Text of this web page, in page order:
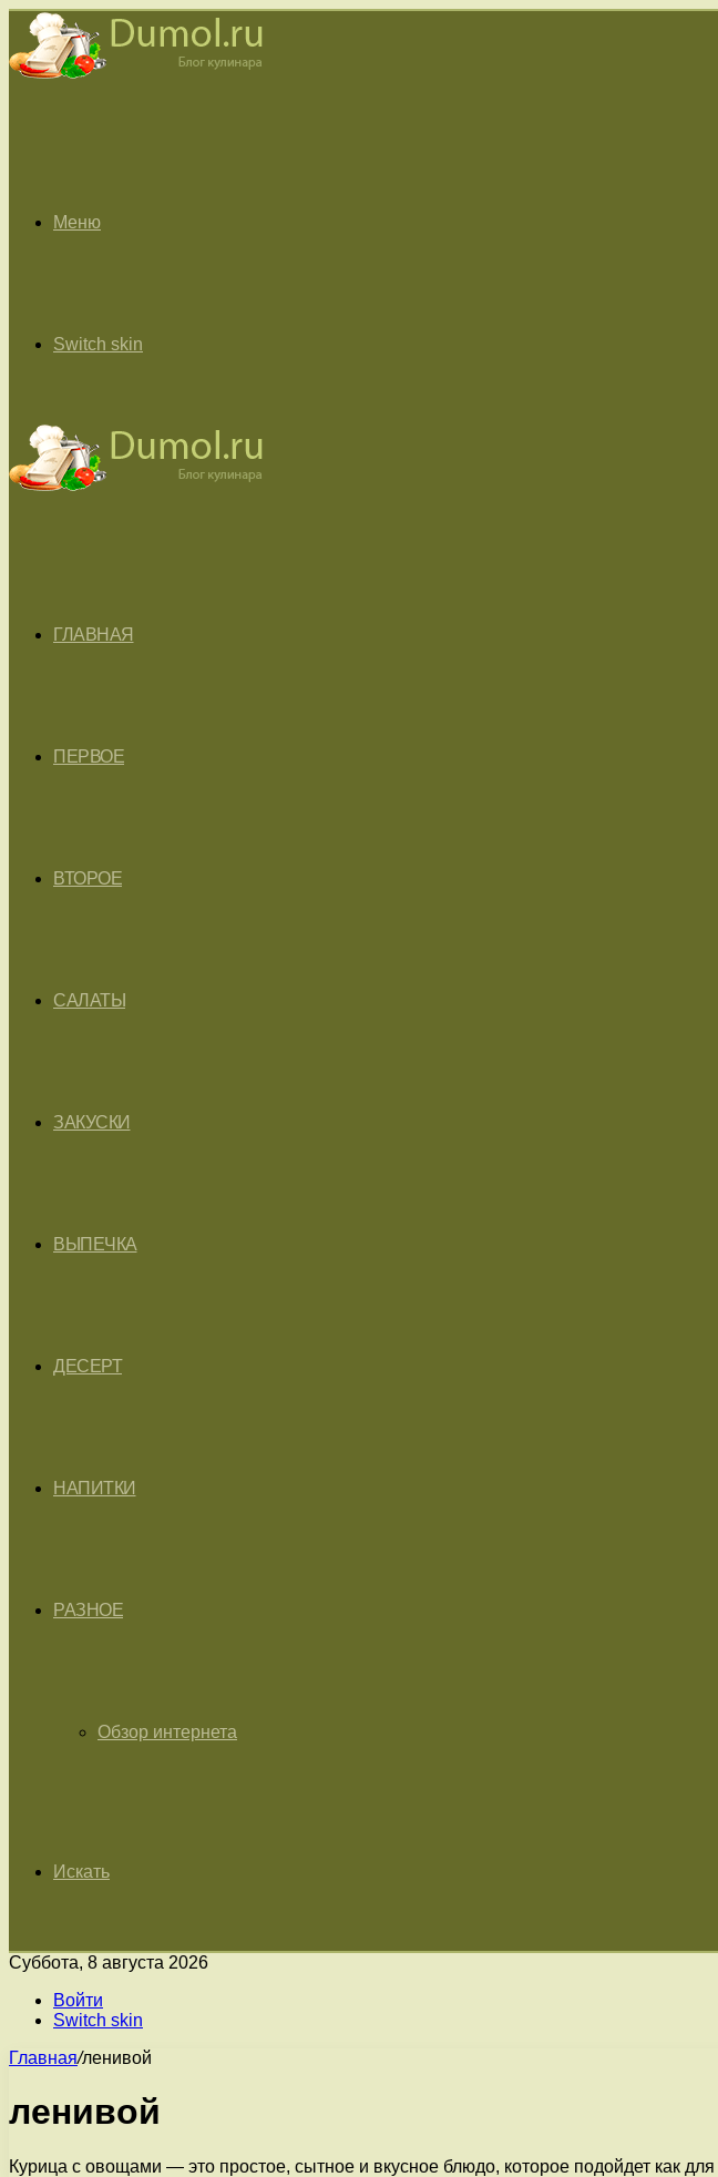
Меню
Switch skin
ГЛАВНАЯ
ПЕРВОЕ
ВТОРОЕ
САЛАТЫ
ЗАКУСКИ
ВЫПЕЧКА
ДЕСЕРТ
НАПИТКИ
РАЗНОЕ
Обзор интернета
Искать
Суббота, 8 августа 2026
Войти
Switch skin
Главная/ленивой
ленивой
Курица с овощами — это простое, сытное и вкусное блюдо, которое подойдет как